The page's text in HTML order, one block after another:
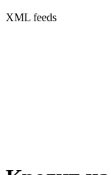
XML feeds